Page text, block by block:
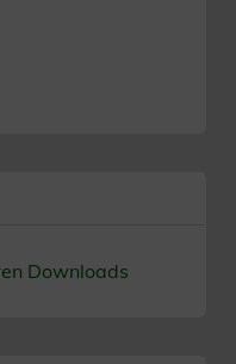
Downloads